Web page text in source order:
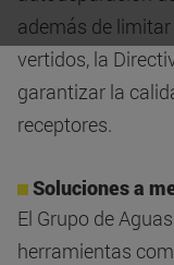
además de
vertidos, la
garantizar la
receptores.
Soluciones a
El Grupo de
herramientas